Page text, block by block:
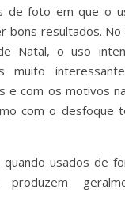
de foto em que o
bons resultados. No
Natal, o uso
muito
e com os motivos
com o desfoque
usados de